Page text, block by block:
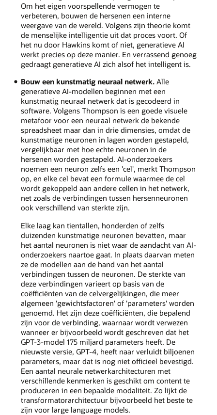
Om het eigen voorspellende vermogen te
verbeteren, bouwen de hersenen een interne
weergave van de wereld. Volgens zijn theorie komt
de menselijke intelligentie uit dat proces voort. Of
het nu door Hawkins komt of niet, generatieve AI
werkt precies op deze manier. En verrassend genoeg
gedraagt generatieve AI zich alsof het intelligent is.
Bouw een kunstmatig neuraal netwerk.Alle
generatieve AI-modellen beginnen met een
kunstmatig neuraal netwerk dat is gecodeerd in
software. Volgens Thompson is een goede visuele
metafoor voor een neuraal netwerk de bekende
spreadsheet maar dan in drie dimensies, omdat de
kunstmatige neuronen in lagen worden gestapeld,
vergelijkbaar met hoe echte neuronen in de
hersenen worden gestapeld. AI-onderzoekers
noemen een neuron zelfs een 'cel', merkt Thompson
op, en elke cel bevat een formule waarmee de cel
wordt gekoppeld aan andere cellen in het netwerk,
net zoals de verbindingen tussen hersenneuronen
ook verschillend van sterkte zijn.
Elke laag kan tientallen, honderden of zelfs
duizenden kunstmatige neuronen bevatten, maar
het aantal neuronen is niet waar de aandacht van AI-
onderzoekers naartoe gaat. In plaats daarvan meten
ze de modellen aan de hand van het aantal
verbindingen tussen de neuronen. De sterkte van
deze verbindingen varieert op basis van de
coëfficiënten van de celvergelijkingen, die meer
algemeen 'gewichtsfactoren' of 'parameters' worden
genoemd. Het zijn deze coëfficiënten, die bepalend
zijn voor de verbinding, waarnaar wordt verwezen
wanneer er bijvoorbeeld wordt geschreven dat het
GPT-3-model 175 miljard parameters heeft. De
nieuwste versie, GPT-4, heeft naar verluidt biljoenen
parameters, maar dat is nog niet officieel bevestigd.
Een aantal neurale netwerkarchitecturen met
verschillende kenmerken is geschikt om content te
produceren in een bepaalde modaliteit. Zo lijkt de
transformatorarchitectuur bijvoorbeeld het beste te
zijn voor large language models.